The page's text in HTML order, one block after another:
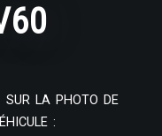
SUR LA PHOTO DE
: